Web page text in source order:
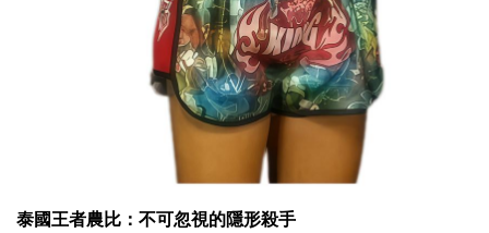
泰國王者農比：不可忽視的隱形殺手